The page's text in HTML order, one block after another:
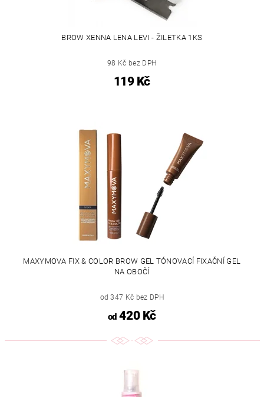
BROW XENNA LENA LEVI - ŽILETKA 1KS
98 Kč bez DPH
119 Kč
MAXYMOVA FIX & COLOR BROW GEL TÓNOVACÍ FIXAČNÍ GEL
NA OBOČÍ
od 347 Kč bez DPH
od420 Kč